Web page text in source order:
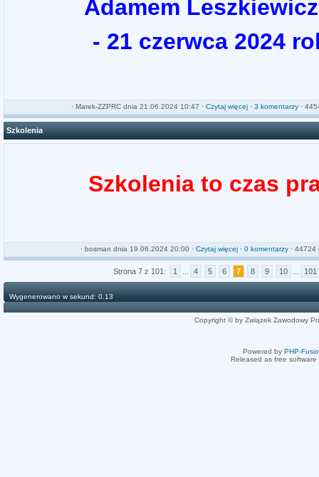
Adamem
- 21 czerwca 2024
· Marek-ZZPRCdnia 21.06.2024 10:47 · Czytaj więcej· 3 komentarzy·
Szkolenia
Szkolenia to czas
· bosman dnia 19.06.2024 20:00 · Czytaj więcej · 0 komentarzy · 44724
Strona 7 z 101: 1 4 5 6 7 8 9 10 101
Wygenerowano w sekund: 0.13
Copyright © by Związek Zawodowy
Powered by PHP-
Released as free